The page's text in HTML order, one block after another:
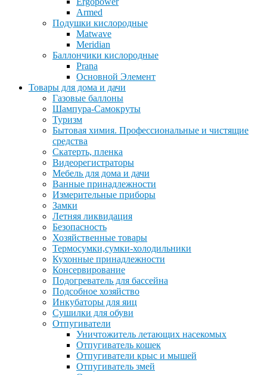
Armed
Подушки кислородные
Matwave
Meridian
Баллончики кислородные
Prana
Основной Элемент
Товары для дома и дачи
Газовые баллоны
Шампура-Самокруты
Туризм
Бытовая химия. Профессиональные и чистящие
средства
Скатерть, пленка
Видеорегистраторы
Мебель для дома и дачи
Ванные принадлежности
Измерительные приборы
Замки
Летняя ликвидация
Безопасность
Хозяйственные товары
Термосумки,сумки-холодильники
Кухонные принадлежности
Консервирование
Подогреватель для бассейна
Подсобное хозяйство
Инкубаторы для яиц
Сушилки для обуви
Отпугиватели
Уничтожитель летающих насекомых
Отпугиватель кошек
Отпугиватели крыс и мышей
Отпугиватель змей